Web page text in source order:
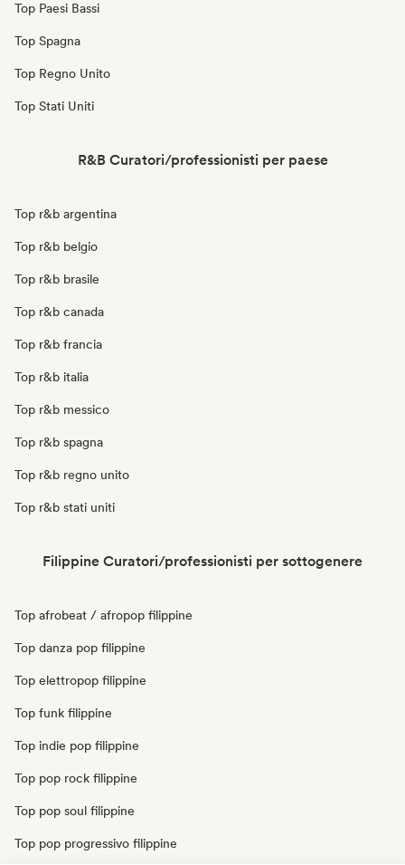
Top Paesi Bassi
Top Spagna
Top Regno Unito
Top Stati Uniti
R&B Curatori/professionisti per paese
Top r&b argentina
Top r&b belgio
Top r&b brasile
Top r&b canada
Top r&b francia
Top r&b italia
Top r&b messico
Top r&b spagna
Top r&b regno unito
Top r&b stati uniti
Filippine Curatori/professionisti per sottogenere
Top afrobeat / afropop filippine
Top danza pop filippine
Top elettropop filippine
Top funk filippine
Top indie pop filippine
Top pop rock filippine
Top pop soul filippine
Top pop progressivo filippine